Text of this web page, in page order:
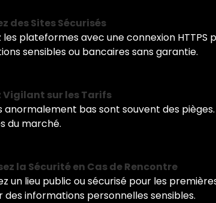
des Sites Sécurisés
les plateformes avec une connexion
sensibles ou bancaires sans garantie.
Vigilant sur les Tarifs
anormalement bas sont souvent des
du marché.
la Sécurité en Cas de Rencontre
un lieu public ou sécurisé pour les
des informations personnelles sensibles.